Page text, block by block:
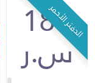
الدفتر الأحمر
186
س.ر